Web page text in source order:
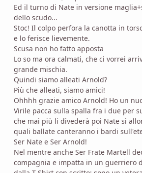
Ed il turno di Nate in versione
dello scudo...
Stoc! Il colpo perfora la canotta in
e lo ferisce lievemente.
Scusa non ho fatto apposta
Lo so ma ora calmati, che ci vorrei
grande mischia.
Quindi siamo alleati Arnold?
Più che alleati, siamo amici!
Ohhhh grazie amico Arnold! Ho un
Virile pacca sulla spalla fra i due per
che mai più li divederà poi Nate si
quali ballate canteranno i bardi
Ser Nate e Ser Arnold!
Nel mentre anche Ser Frate Martell
compagnia e impatta in un guerriero